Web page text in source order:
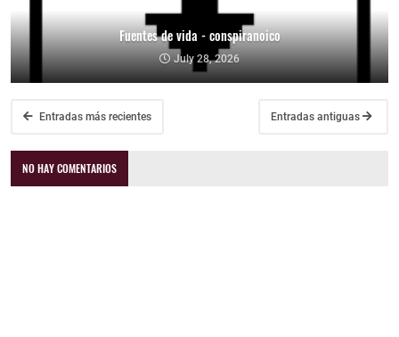
Fuentes de vida - conspiranoico
July 28, 2026
Entradas más recientes Entradas antiguas
NO HAY COMENTARIOS